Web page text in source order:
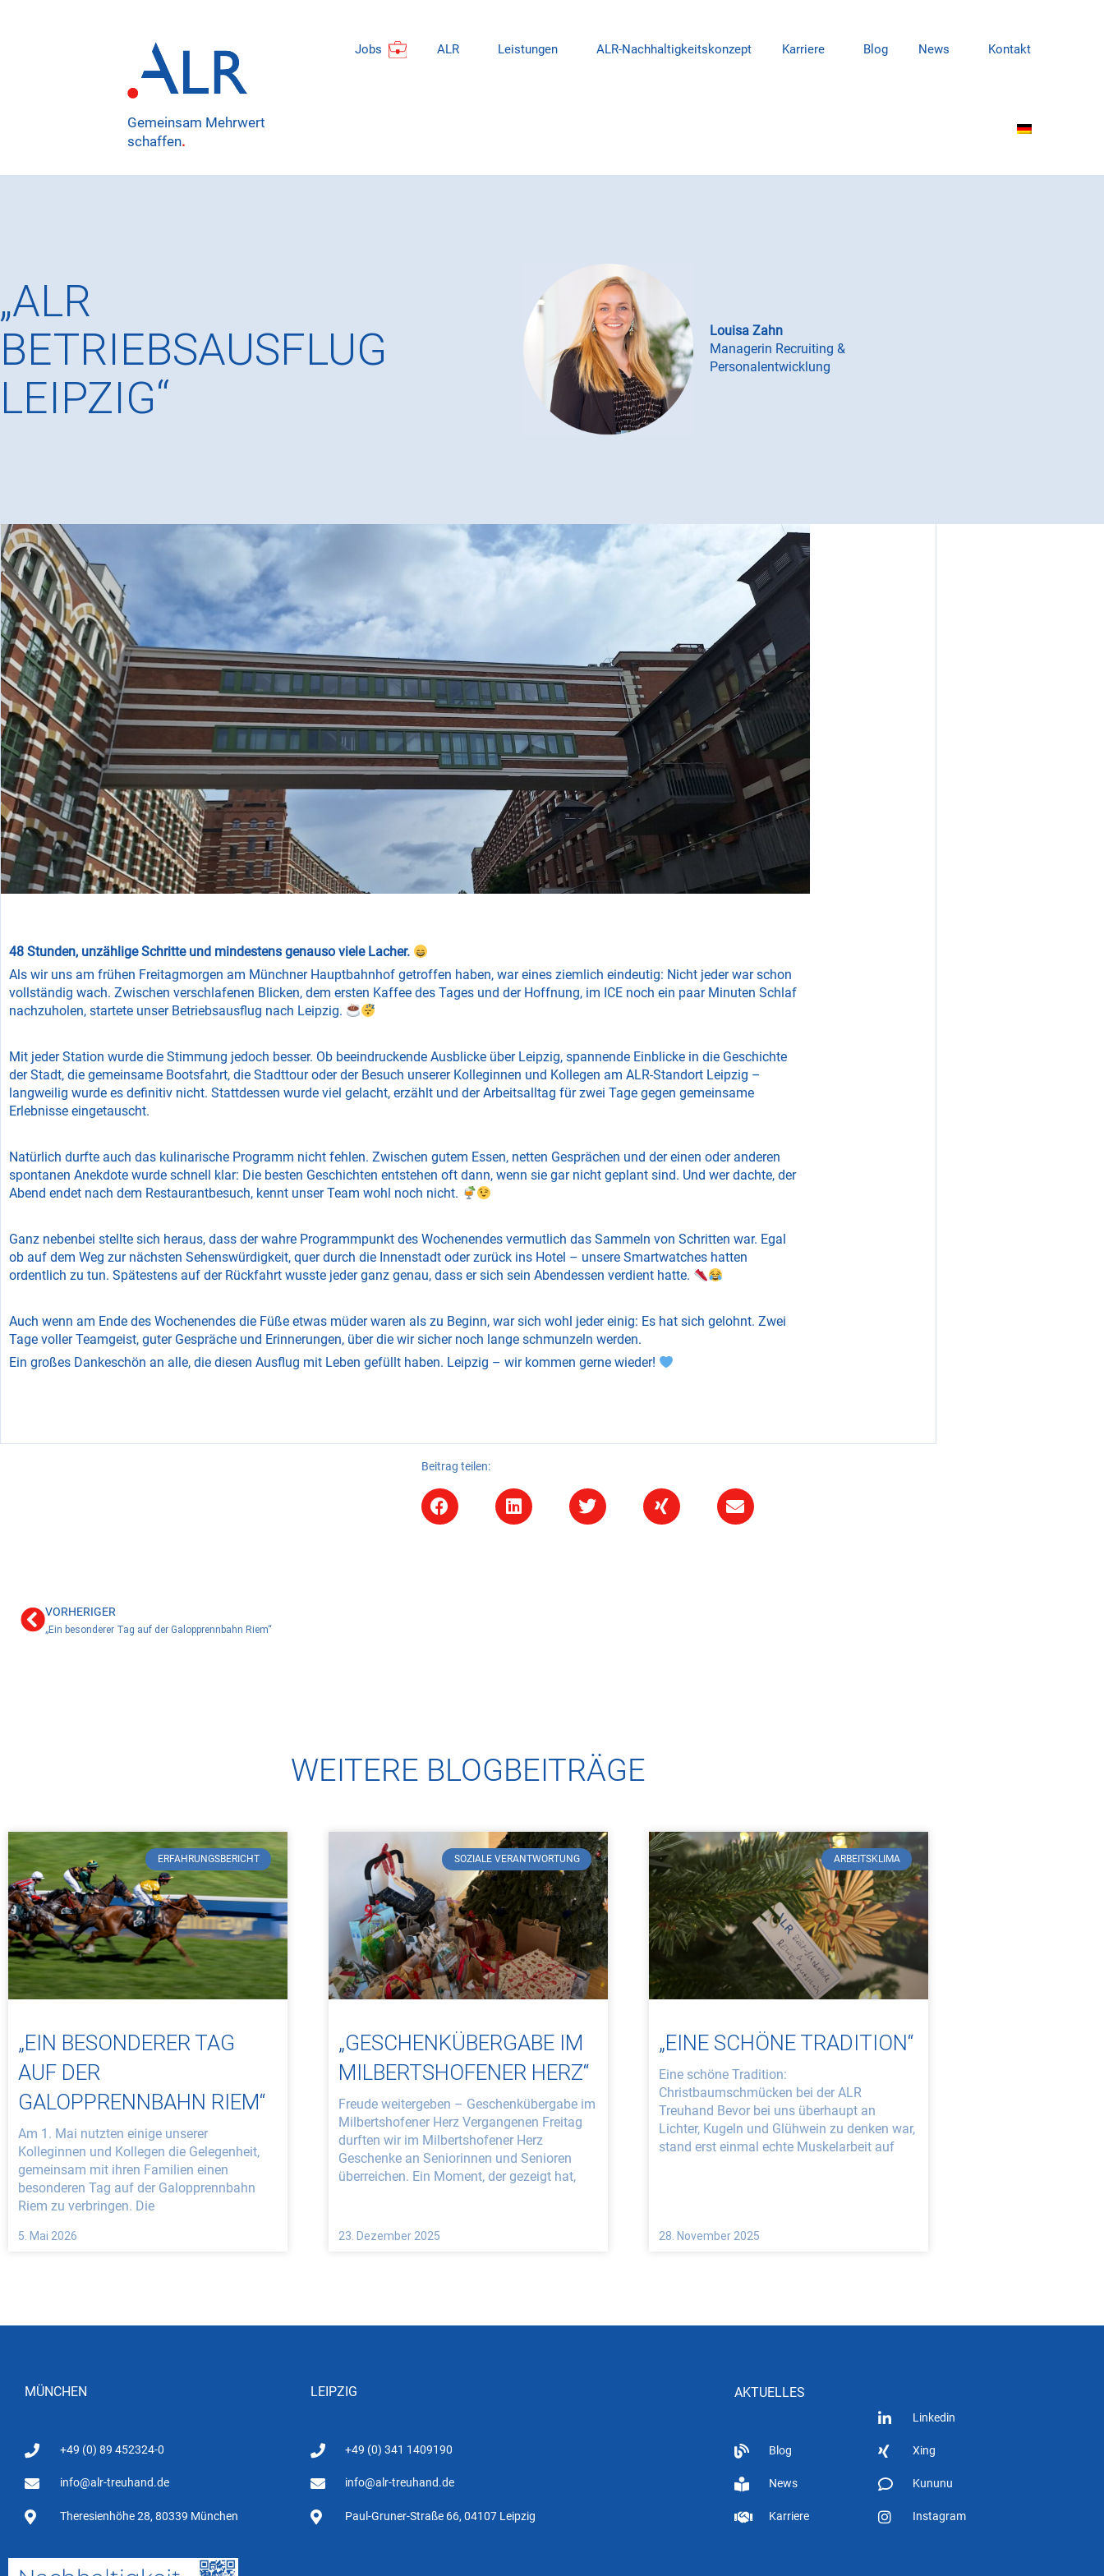
Gemeinsam Mehrwert
schaffen.
Jobs ALR Leistungen ALR-Nachhaltigkeitskonzept Karriere Blog News Kontakt
„ALR
BETRIEBSAUSFLUG
LEIPZIG“
Louisa Zahn
Managerin Recruiting &
Personalentwicklung
48 Stunden, unzählige Schritte und mindestens genauso viele Lacher.
Als wir uns am frühen Freitagmorgen am Münchner Hauptbahnhof getroffen haben, war eines ziemlich eindeutig: Nicht jeder war schon
vollständig wach. Zwischen verschlafenen Blicken, dem ersten Kaffee des Tages und der Hoffnung, im ICE noch ein paar Minuten Schlaf
nachzuholen, startete unser Betriebsausflug nach Leipzig.
Mit jeder Station wurde die Stimmung jedoch besser. Ob beeindruckende Ausblicke über Leipzig, spannende Einblicke in die Geschichte
der Stadt, die gemeinsame Bootsfahrt, die Stadttour oder der Besuch unserer Kolleginnen und Kollegen am ALR-Standort Leipzig –
langweilig wurde es definitiv nicht. Stattdessen wurde viel gelacht, erzählt und der Arbeitsalltag für zwei Tage gegen gemeinsame
Erlebnisse eingetauscht.
Natürlich durfte auch das kulinarische Programm nicht fehlen. Zwischen gutem Essen, netten Gesprächen und der einen oder anderen
spontanen Anekdote wurde schnell klar: Die besten Geschichten entstehen oft dann, wenn sie gar nicht geplant sind. Und wer dachte, der
Abend endet nach dem Restaurantbesuch, kennt unser Team wohl noch nicht.
Ganz nebenbei stellte sich heraus, dass der wahre Programmpunkt des Wochenendes vermutlich das Sammeln von Schritten war. Egal
ob auf dem Weg zur nächsten Sehenswürdigkeit, quer durch die Innenstadt oder zurück ins Hotel – unsere Smartwatches hatten
ordentlich zu tun. Spätestens auf der Rückfahrt wusste jeder ganz genau, dass er sich sein Abendessen verdient hatte.
Auch wenn am Ende des Wochenendes die Füße etwas müder waren als zu Beginn, war sich wohl jeder einig: Es hat sich gelohnt. Zwei
Tage voller Teamgeist, guter Gespräche und Erinnerungen, über die wir sicher noch lange schmunzeln werden.
Ein großes Dankeschön an alle, die diesen Ausflug mit Leben gefüllt haben. Leipzig – wir kommen gerne wieder!
Beitrag teilen:
VORHERIGER
„Ein besonderer Tag auf der Galopprennbahn Riem“
WEITERE BLOGBEITRÄGE
ERFAHRUNGSBERICHT
„EIN BESONDERER TAG
AUF DER
GALOPPRENNBAHN RIEM“
Am 1. Mai nutzten einige unserer
Kolleginnen und Kollegen die Gelegenheit,
gemeinsam mit ihren Familien einen
besonderen Tag auf der Galopprennbahn
Riem zu verbringen. Die
5. Mai 2026
SOZIALE VERANTWORTUNG
„GESCHENKÜBERGABE IM
MILBERTSHOFENER HERZ“
Freude weitergeben – Geschenkübergabe im
Milbertshofener Herz Vergangenen Freitag
durften wir im Milbertshofener Herz
Geschenke an Seniorinnen und Senioren
überreichen. Ein Moment, der gezeigt hat,
23. Dezember 2025
ARBEITSKLIMA
„EINE SCHÖNE TRADITION“
Eine schöne Tradition:
Christbaumschmücken bei der ALR
Treuhand Bevor bei uns überhaupt an
Lichter, Kugeln und Glühwein zu denken war,
stand erst einmal echte Muskelarbeit auf
28. November 2025
MÜNCHEN
+49 (0) 89 452324-0
info@alr-treuhand.de
Theresienhöhe 28, 80339 München
LEIPZIG
+49 (0) 341 1409190
info@alr-treuhand.de
Paul-Gruner-Straße 66, 04107 Leipzig
AKTUELLES
Blog
News
Karriere
Linkedin
Xing
Kununu
Instagram